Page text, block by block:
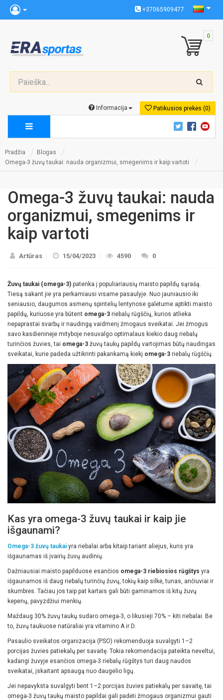
+37065909477
0
Patikusios prekės (0)
Informacija
Pradžia
Blogas
Omega-3 žuvų taukai: nauda organizmui, smegenims ir kaip vartoti
Omega-3 žuvų taukai: nauda
organizmui, smegenims ir
kaip vartoti
Artūras 15/04/2023 4590 0
Žuvų taukai (omega-3) patenka į populiariausių maisto papildų sąrašą.
Tiesą sakant jie yra perkamiausi visame pasaulyje. Nuo jauniausio iki
seniausio, daugumos asmenų spintelių lentynose galėtume aptikti maisto
papildų, kuriuose yra būtent omega-3 riebalų rūgščių, kurios atlieka
nepaprastai svarbų ir naudingą vaidmenį žmogaus sveikatai. Jei žmogus
savo kasdieninėje mityboje nesuvalgo optimalaus kiekio daug riebalų
turinčios žuvies, tai omega-3 žuvų taukų papildų vartojimas būtų naudingas
sveikatai, kurie padeda užtikrinti pakankamą kiekį omega-3 riebalų rūgščių.
Kas yra omega-3 žuvų taukai ir kaip jie
išgaunami?
Omega-3 žuvų taukai yra riebalai arba kitaip tariant aliejus, kuris yra
išgaunamas iš įvairių žuvų audinių.
Dažniausiai maisto papilduose esančios omega-3 riebiosios rūgštys yra
išgaunamos iš daug riebalų turinčių žuvų, tokių kaip silkė, tunas, ančiuviai ir
skumbrės. Tačiau jos taip pat kartais gali būti gaminamos iš kitų žuvų
kepenų, pavyzdžiui menkių.
Maždaug 30% žuvų taukų sudaro omega-3, o likusieji 70% – kiti riebalai. Be
to, žuvų taukuose natūraliai yra vitamino A ir D.
Pasaulio sveikatos organizacija (PSO) rekomenduoja suvalgyti 1–2
porcijas žuvies patiekalų per savaitę. Tokia rekomendacija pateikta neveltui,
kadangi žuvyje esančios omega-3 riebalų rūgštys turi daug naudos
sveikatai, įskaitant apsaugą nuo daugelio ligų.
Jei nepavyksta suvalgyti bent 1–2 porcijas žuvies patiekalų per savaitę, tai
omega-3 žuvų taukų maisto papildai gali padėti žmogaus organizmui gauti